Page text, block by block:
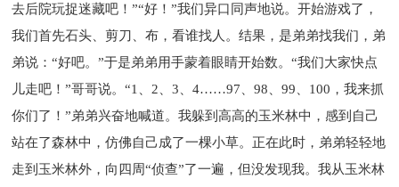
去后院玩捉迷藏吧！”“好！”我们异口同声地说。开始游戏了，
我们首先石头、剪刀、布，看谁找人。结果，是弟弟找我们，弟
弟说：“好吧。”于是弟弟用手蒙着眼睛开始数。“我们大家快点
儿走吧！”哥哥说。“1、2、3、4……97、98、99、100，我来抓
你们了！”弟弟兴奋地喊道。我躲到高高的玉米林中，感到自己
站在了森林中，仿佛自己成了一棵小草。正在此时，弟弟轻轻地
走到玉米林外，向四周“侦查”了一遍，但没发现我。我从玉米林